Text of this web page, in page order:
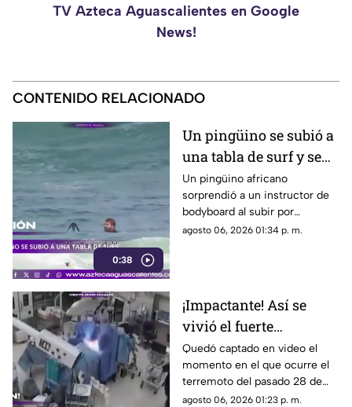
TV Azteca Aguascalientes en Google
News!
CONTENIDO RELACIONADO
0:38
Un pingüino se subió a
una tabla de surf y se
viraliza
Un pingüino africano
sorprendió a un instructor de
bodyboard al subir por
iniciativa propia a su tabla y
agosto 06, 2026 01:34 p. m.
¡Impactante! Así se
vivió el fuerte
terremoto en el
quirófano de un
hospital
Quedó captado en video el
momento en el que ocurre el
terremoto del pasado 28 de
julio en Japón al interior de un
agosto 06, 2026 01:23 p. m.